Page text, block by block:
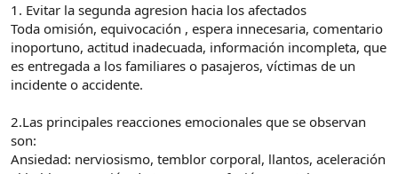
1. Evitar la segunda agresion hacia los afectados
Toda omisión, equivocación , espera innecesaria, comentario
inoportuno, actitud inadecuada, información incompleta, que
es entregada a los familiares o pasajeros, víctimas de un
incidente o accidente.
2.Las principales reacciones emocionales que se observan
son:
Ansiedad: nerviosismo, temblor corporal, llantos, aceleración